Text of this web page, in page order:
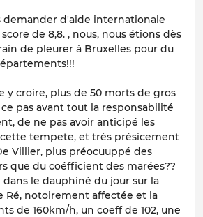
demander d'aide internationale
de 8,8. , nous, nous étions dès
de pleurer à Bruxelles pour du
y croire, plus de 50 morts de gros
pas avant tout la responsabilité
de ne pas avoir anticipé les
tempete, et très présicement
Villier, plus préocuuppé des
que du coéfficient des marées??
le dauphiné du jour sur la
Ré, notoirement affectée et la
de 160km/h, un coeff de 102, une